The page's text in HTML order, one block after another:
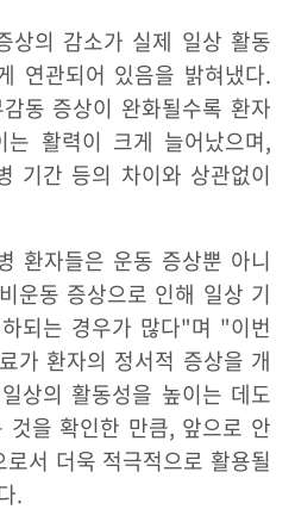
상의 감소가 실제 일상 활동
연관되어 있음을 밝혀냈다.
동 증상이 완화될수록 환자
는 활력이 크게 늘어났으며,
기간 등의 차이와 상관없이
환자들은 운동 증상뿐 아니
운동 증상으로 인해 일상 기
되는 경우가 많다"며 "이번
가 환자의 정서적 증상을 개
상의 활동성을 높이는 데도
것을 확인한 만큼, 앞으로 안
서 더욱 적극적으로 활용될
.